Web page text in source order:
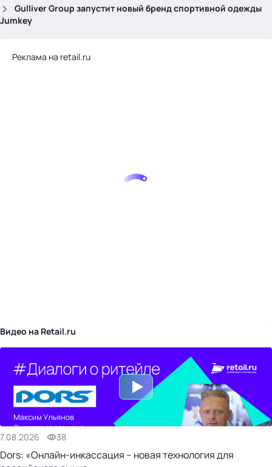
Gulliver Group запустит новый бренд спортивной одежды
Jumkey
Реклама на retail.ru
Видео на Retail.ru
7.08.2026 38
Dors: «Онлайн-инкассация – новая технология для